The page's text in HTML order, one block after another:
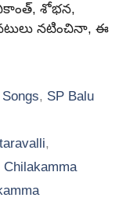
శోభన,
నటించినా, ఈ
, SP Balu
,
Chilakamma